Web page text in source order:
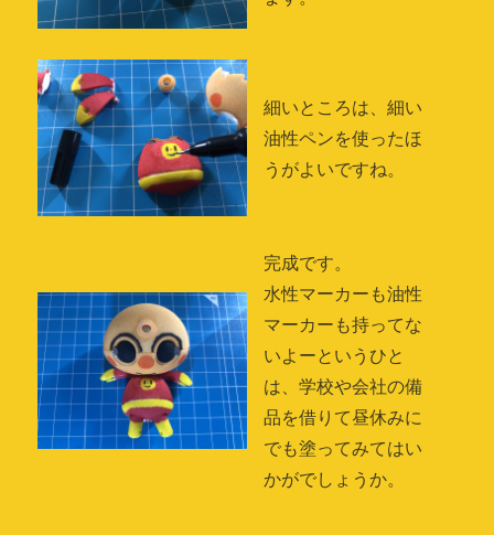
細いところは、細い
油性ペンを使ったほ
うがよいですね。
完成です。
水性マーカーも油性
マーカーも持ってな
いよーというひと
は、学校や会社の備
品を借りて昼休みに
でも塗ってみてはい
かがでしょうか。